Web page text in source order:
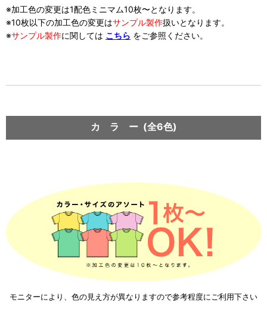
※加工色の変更は1配色ミニマム10枚〜となります。
※10枚以下の加工色の変更はサンプル製作扱いとなります。
※サンプル製作に関しては こちら をご参照ください。
カ ラ ー (全6色)
モニターにより、色の見え方が異なりますので参考程度にご利用下さい